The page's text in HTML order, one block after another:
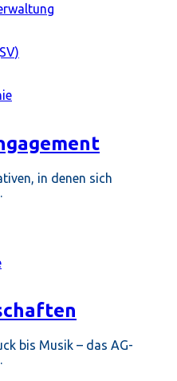
in denen sich
bis Musik – das AG-